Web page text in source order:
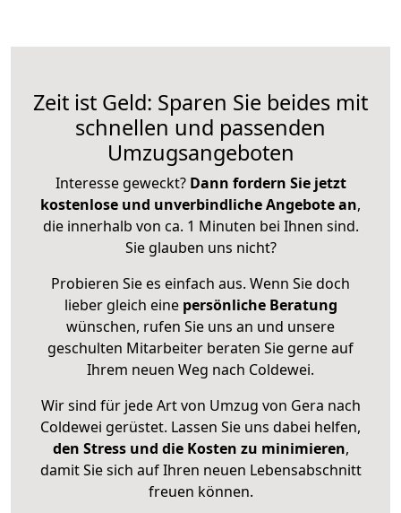
Zeit ist Geld: Sparen Sie beides mit
schnellen und passenden
Umzugsangeboten
Interesse geweckt? Dann fordern Sie jetzt
kostenlose und unverbindliche Angebote an,
die innerhalb von ca. 1 Minuten bei Ihnen sind.
Sie glauben uns nicht?
Probieren Sie es einfach aus. Wenn Sie doch
lieber gleich eine persönliche Beratung
wünschen, rufen Sie uns an und unsere
geschulten Mitarbeiter beraten Sie gerne auf
Ihrem neuen Weg nach Coldewei.
Wir sind für jede Art von Umzug von Gera nach
Coldewei gerüstet. Lassen Sie uns dabei helfen,
den Stress und die Kosten zu minimieren,
damit Sie sich auf Ihren neuen Lebensabschnitt
freuen können.